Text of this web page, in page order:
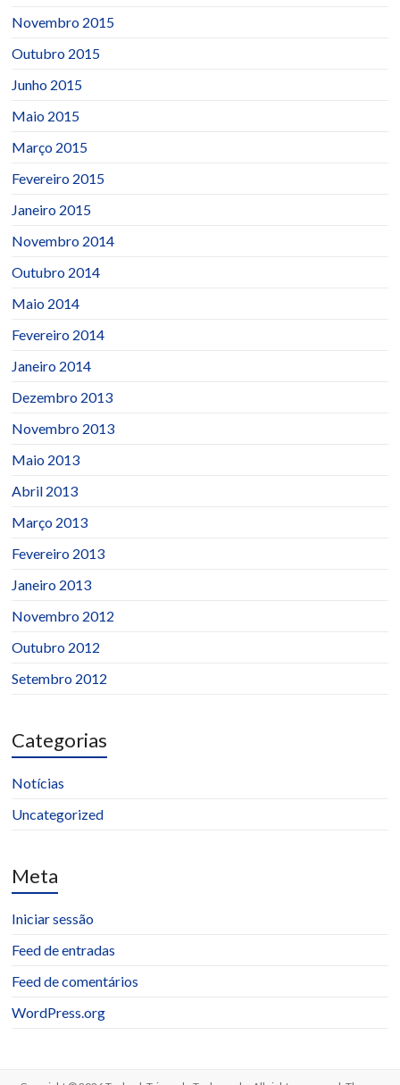
Novembro 2015
Outubro 2015
Junho 2015
Maio 2015
Março 2015
Fevereiro 2015
Janeiro 2015
Novembro 2014
Outubro 2014
Maio 2014
Fevereiro 2014
Janeiro 2014
Dezembro 2013
Novembro 2013
Maio 2013
Abril 2013
Março 2013
Fevereiro 2013
Janeiro 2013
Novembro 2012
Outubro 2012
Setembro 2012
Categorias
Notícias
Uncategorized
Meta
Iniciar sessão
Feed de entradas
Feed de comentários
WordPress.org